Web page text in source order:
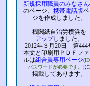
新規採用職員のみなさん
のページ、 携帯電話版ペ
ジを作成しました。
機関紙自治労横浜を
アップしました。
2012年３月20日 第444
本文と印刷用ＰＤＦファ
ルは組合員専用ページ
パスワードが必要です。)に
掲載してあります。